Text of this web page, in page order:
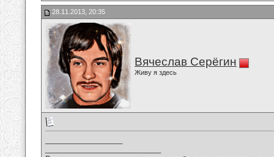
28.11.2013, 20:35
Вячеслав Серёгин
Живу я здесь